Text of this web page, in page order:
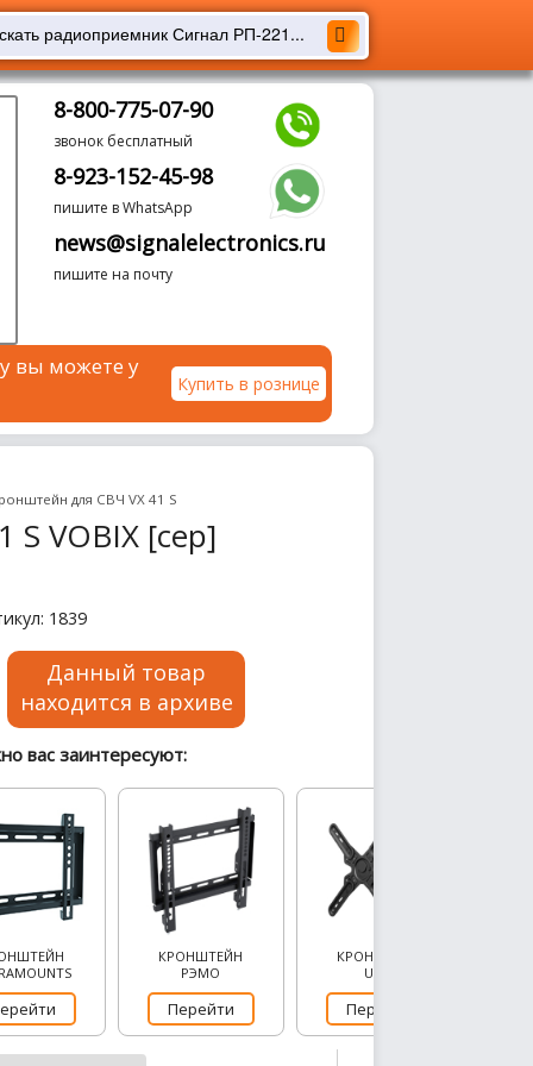
8-800-775-07-90
звонок бесплатный
8-923-152-45-98
пишите в WhatsApp
news@signalelectronics.ru
пишите на почту
вы можете у
Купить в рознице
для СВЧ VX 41 S
VOBIX [сер]
1839
Данный товар
находится в архиве
вас заинтересуют:
КРОНШТЕЙН
РЭМО
Перейти
КРОНШТЕЙН
UCM
Перейти